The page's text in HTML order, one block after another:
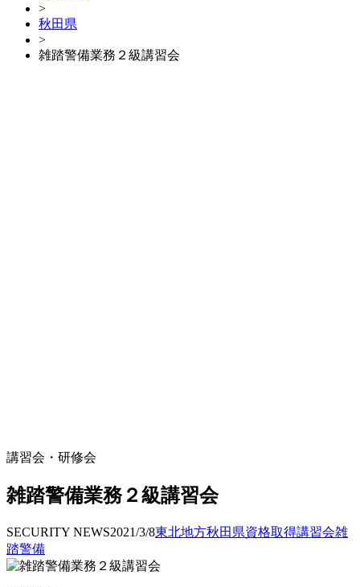
>
秋田県
>
雑踏警備業務２級講習会
講習会・研修会
雑踏警備業務２級講習会
SECURITY NEWS2021/3/8東北地方秋田県資格取得講習会雑
踏警備